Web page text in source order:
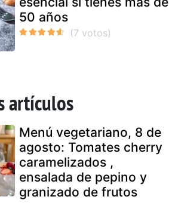
50 años
artículos
Menú vegetariano, 8 de
agosto: Tomates cherry
caramelizados ,
ensalada de pepino y
granizado de frutos